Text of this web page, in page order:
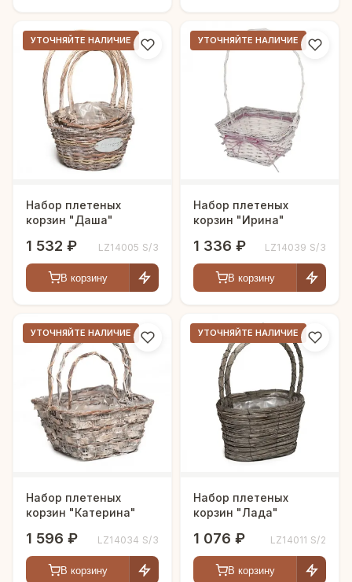
УТОЧНЯЙТЕ НАЛИЧИЕ
Набор плетеных
корзин "Даша"
1 532 ₽ LZ14005 S/3
В корзину
УТОЧНЯЙТЕ НАЛИЧИЕ
Набор плетеных
корзин "Ирина"
1 336 ₽ LZ14039 S/3
В корзину
УТОЧНЯЙТЕ НАЛИЧИЕ
Набор плетеных
корзин "Катерина"
1 596 ₽ LZ14034 S/3
В корзину
УТОЧНЯЙТЕ НАЛИЧИЕ
Набор плетеных
корзин "Лада"
1 076 ₽ LZ14011 S/2
В корзину